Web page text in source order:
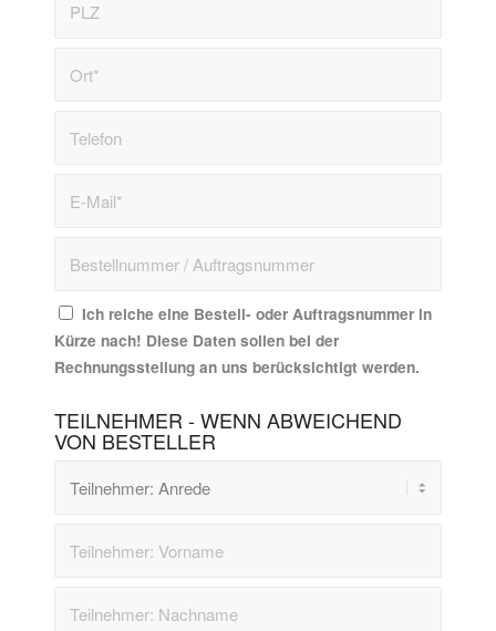
Ich reiche eine Bestell- oder Auftragsnummer in
Kürze nach! Diese Daten sollen bei der
Rechnungsstellung an uns berücksichtigt werden.
TEILNEHMER - WENN ABWEICHEND
VON BESTELLER